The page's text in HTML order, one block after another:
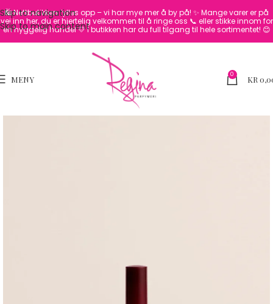
Skip to navigation
Skip to main content
🛍️ Nettbutikken fylles opp – vi har mye mer å by på! ✨ Mange varer er på
vei inn her, du er hjertelig velkommen til å ringe oss 📞 eller stikke innom for
en hyggelig handel 💛I butikken har du full tilgang til hele sortimentet! 😊
MENY 0 KR